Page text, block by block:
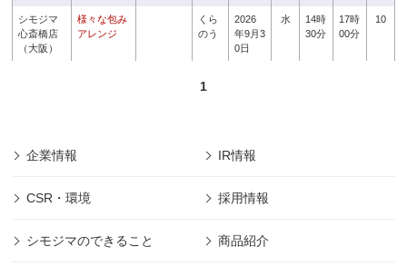
シモジマ
心斎橋店
（大阪）
様々な包み
アレンジ
くら
のう
2026
年9月3
0日
水
14時
30分
17時
00分
10
1
企業情報 IR情報
CSR・環境 採用情報
シモジマのできること 商品紹介